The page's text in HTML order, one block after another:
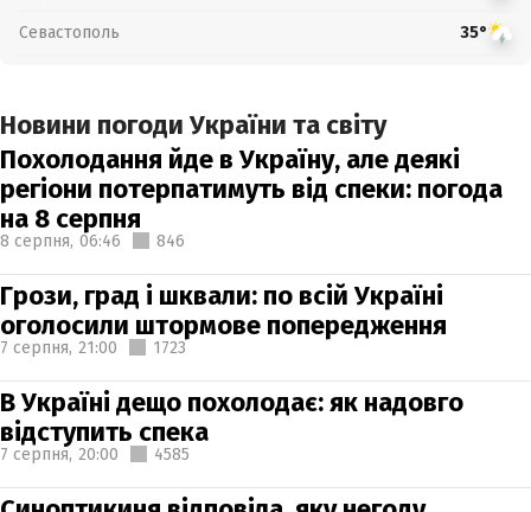
Севастополь 35°
Новини погоди України та світу
Похолодання йде в Україну, але деякі
регіони потерпатимуть від спеки: погода
на 8 серпня
8 серпня, 06:46 846
Грози, град і шквали: по всій Україні
оголосили штормове попередження
7 серпня, 21:00 1723
В Україні дещо похолодає: як надовго
відступить спека
7 серпня, 20:00 4585